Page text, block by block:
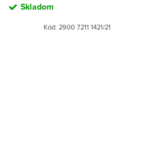
Skladom
Kód: 2900 7211 1421/21